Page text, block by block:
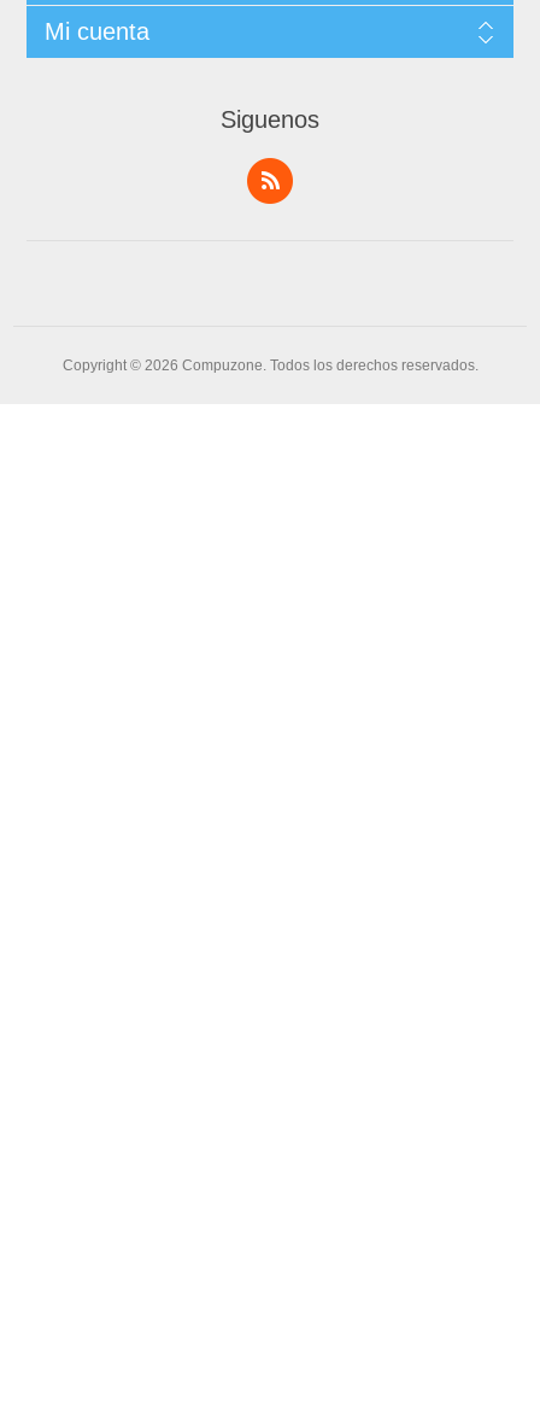
Mi cuenta
Siguenos
Copyright © 2026 Compuzone. Todos los derechos reservados.